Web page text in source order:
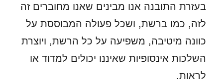
בעזרת התובנה אנו מבינים שאנו מחוברים זה
לזה, כמו ברשת, ושכל פעולה המבוססת על
כוונה מיטיבה, משפיעה על כל הרשת, ויוצרת
השלכות אינסופיות שאיננו יכולים למדוד או
לראות.